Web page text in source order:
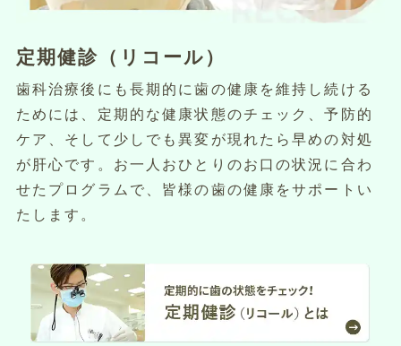
定期健診（リコール）
歯科治療後にも長期的に歯の健康を維持し続ける
ためには、定期的な健康状態のチェック、予防的
ケア、そして少しでも異変が現れたら早めの対処
が肝心です。お一人おひとりのお口の状況に合わ
せたプログラムで、皆様の歯の健康をサポートい
たします。